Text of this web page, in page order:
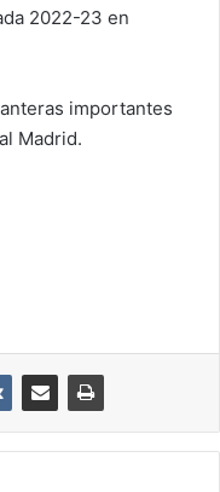
2022-23 en
importantes
Madrid.